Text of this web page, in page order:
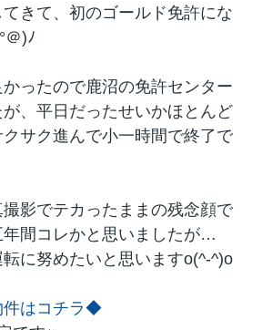
きて、初のゴールド免許にな
＠)ﾉ
ったので鹿沼の免許センター
、平日だったせいかほとんど
サク進んで小一時間で終了で
影でテカったままの残念顔で
間コレかと思いましたが…
に努めたいと思いますo(^-^)o
はコチラ◆